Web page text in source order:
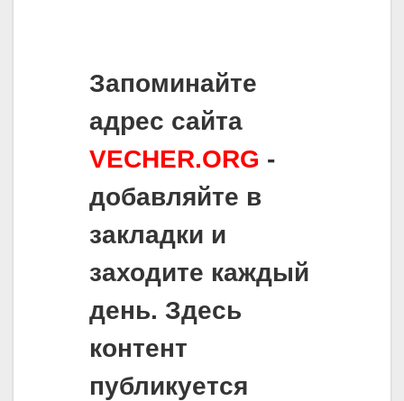
Запоминайте
адрес сайта
VECHER.ORG -
добавляйте в
закладки и
заходите каждый
день. Здесь
контент
публикуется